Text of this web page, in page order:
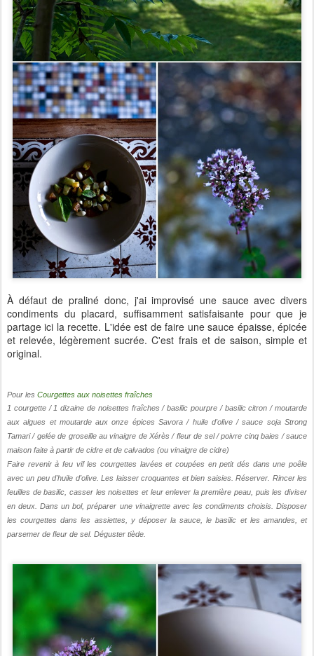
À défaut de praliné donc, j'ai improvisé une sauce avec divers
condiments du placard, suffisamment satisfaisante pour que je
partage ici la recette. L'idée est de faire une sauce épaisse, épicée
et relevée, légèrement sucrée. C'est frais et de saison, simple et
original.
Pour les Courgettes aux noisettes fraîches
1 courgette / 1 dizaine de noisettes fraîches / basilic pourpre / basilic citron / moutarde
aux algues et moutarde aux onze épices Savora / huile d'olive / sauce soja Strong
Tamari / gelée de groseille au vinaigre de Xérès / fleur de sel / poivre cinq baies / sauce
maison faite à partir de cidre et de calvados (ou vinaigre de cidre)
Faire revenir à feu vif les courgettes lavées et coupées en petit dés dans une poêle
avec un peu d'huile d'olive. Les laisser croquantes et bien saisies. Réserver. Rincer les
feuilles de basilic, casser les noisettes et leur enlever la première peau, puis les diviser
en deux. Dans un bol, préparer une vinaigrette avec les condiments choisis. Disposer
les courgettes dans les assiettes, y déposer la sauce, le basilic et les amandes, et
parsemer de fleur de sel. Déguster tiède.